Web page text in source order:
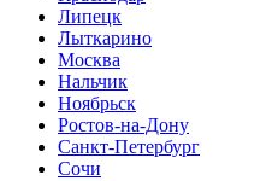
Липецк
Лыткарино
Москва
Нальчик
Ноябрьск
Ростов-на-Дону
Санкт-Петербург
Сочи